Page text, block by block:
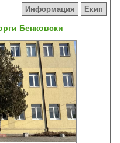
Информация Екип
Бенковски